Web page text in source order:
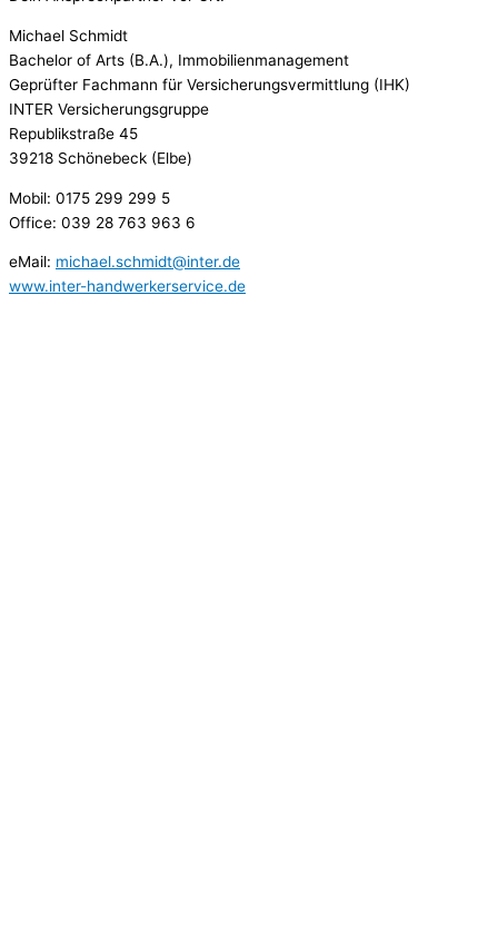
Michael Schmidt
Bachelor of Arts (B.A.), Immobilienmanagement
Geprüfter Fachmann für Versicherungsvermittlung (IHK)
INTER Versicherungsgruppe
Republikstraße 45
39218 Schönebeck (Elbe)
Mobil: 0175 299 299 5
Office: 039 28 763 963 6
eMail: michael.schmidt@inter.de
www.inter-handwerkerservice.de